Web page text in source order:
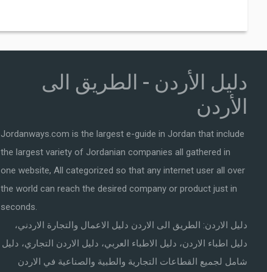
دليل الأردن - الطريق الى
الأردن
Jordanways.com is the largest e-guide in Jordan that include
the largest variety of Jordanian companies all gathered in
one website, All categorized so that any internet user all over
the world can reach the desired company or product just in
seconds.
دليل الاردن: الطريق الى الاردن دليل الاعمال والتجارة الاردني،
دليل اطباء الاردن، دليل الاطباء العربي، دليل الاردن التجاري، دليل
شامل لجميع القطاعات التجارية والطبية والصناعية في الاردن